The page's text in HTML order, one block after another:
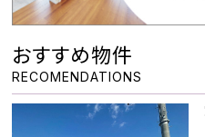
おすすめ物件
RECOMENDATIONS